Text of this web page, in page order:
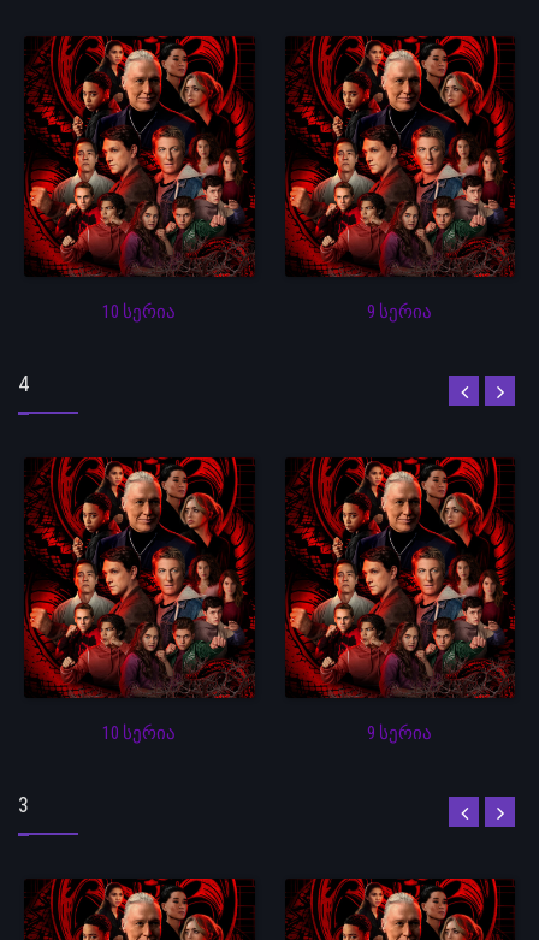
10 სერია 9 სერია
4
10 სერია 9 სერია
3